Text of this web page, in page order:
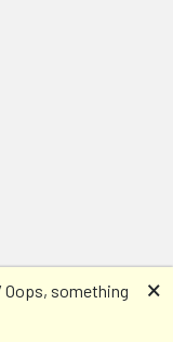
something
🗙